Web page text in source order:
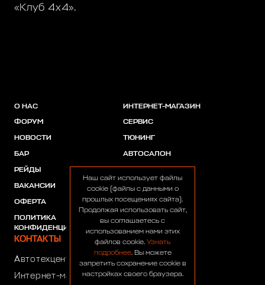
«Клуб 4х4».
О НАС
ФОРУМ
НОВОСТИ
БАР
РЕЙДЫ
ВАКАНСИИ
ОФЕРТА
ПОЛИТИКА
КОНФИДЕНЦИАЛЬНОСТИ
ИНТЕРНЕТ-МАГАЗИН
СЕРВИС
ТЮНИНГ
АВТОСАЛОН
ПАРТНЕРЫ
КОНТАКТЫ
Автотехцентр:
Интернет-магазин:+7 (916) 922-44-44
Наш сайт использует файлы
cookie (файлы с данными о
прошлых посещениях сайта).
Продолжая использовать сайт,
вы соглашаетесь с
использованием нами этих
файлов cookie. Узнать
подробнее. Вы можете
запретить сохранение cookie в
настройках своего браузера.